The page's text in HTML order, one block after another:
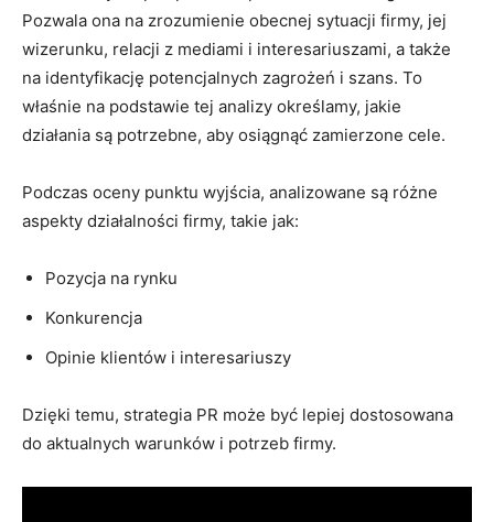
Pozwala ona na zrozumienie obecnej sytuacji firmy, jej
wizerunku, relacji z mediami i interesariuszami, a także
na identyfikację potencjalnych zagrożeń i szans. To
właśnie na podstawie tej analizy określamy, jakie
działania są potrzebne, aby osiągnąć zamierzone cele.
Podczas oceny punktu wyjścia, analizowane są różne
aspekty działalności firmy, takie jak:
Pozycja na rynku
Konkurencja
Opinie klientów i interesariuszy
Dzięki temu, strategia PR może być lepiej dostosowana
do aktualnych warunków i potrzeb firmy.